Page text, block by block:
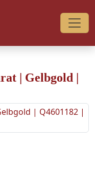
| Gelbgold |